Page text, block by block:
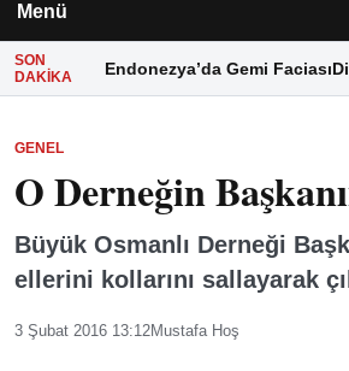
Menü
SON
DAKIKA
Endonezya’da Gemi Faciası
GENEL
O Derneğin
Büyük Osmanlı Derneği
ellerini kollarını sallayarak
3 Şubat 2016 13:12Mustafa Hoş